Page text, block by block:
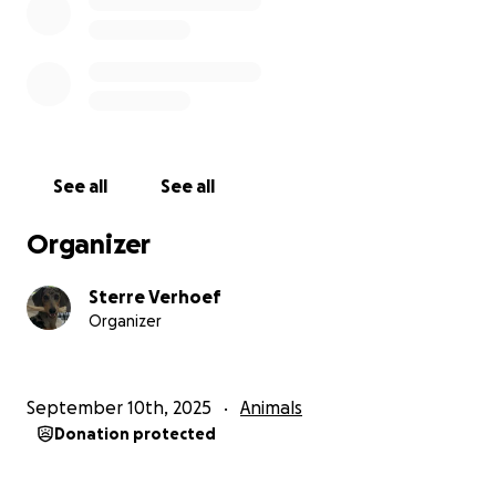
See all See all
Organizer
Sterre Verhoef
Organizer
September 10th, 2025 Animals
Donation protected